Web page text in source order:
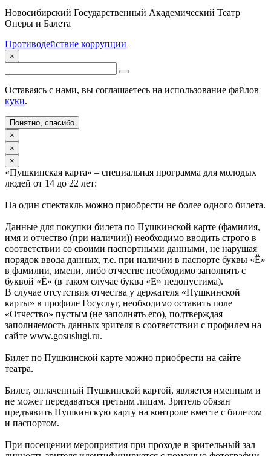
Новосибирский Государственный Академический Театр
Оперы и Балета
Противодействие коррупции
×
Оставаясь с нами, вы соглашаетесь на использование файлов
куки.
Понятно, спасибо
×
×
×
«Пушкинская карта» – специальная программа для молодых
людей от 14 до 22 лет:
На один спектакль можно приобрести не более одного билета.
Данные для покупки билета по Пушкинской карте (фамилия,
имя и отчество (при наличии)) необходимо вводить строго в
соответствии со своими паспортными данными, не нарушая
порядок ввода данных, т.е. при наличии в паспорте буквы «Ё»
в фамилии, имени, либо отчестве необходимо заполнять с
буквой «Ё» (в таком случае буква «Е» недопустима).
В случае отсутствия отчества у держателя «Пушкинской
карты» в профиле Госуслуг, необходимо оставить поле
«Отчество» пустым (не заполнять его), подтверждая
заполняемость данных зрителя в соответствии с профилем на
сайте www.gosuslugi.ru.
Билет по Пушкинской карте можно приобрести на сайте
театра.
Билет, оплаченный Пушкинской картой, является именным и
не может передаваться третьим лицам. Зритель обязан
предъявить Пушкинскую карту на контроле вместе с билетом
и паспортом.
При посещении мероприятия при проходе в зрительный зал